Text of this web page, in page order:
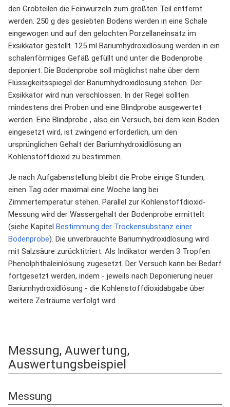
den Grobteilen die Feinwurzeln zum größten Teil entfernt
werden. 250 g des gesiebten Bodens werden in eine Schale
eingewogen und auf den gelochten Porzellaneinsatz im
Exsikkator gestellt. 125 ml Bariumhydroxidlösung werden in ein
schalenförmiges Gefäß gefüllt und unter die Bodenprobe
deponiert. Die Bodenprobe soll möglichst nahe über dem
Flüssigkeitsspiegel der Bariumhydroxidlösung stehen. Der
Exsikkator wird nun verschlossen. In der Regel sollten
mindestens drei Proben und eine Blindprobe ausgewertet
werden. Eine Blindprobe , also ein Versuch, bei dem kein Boden
eingesetzt wird, ist zwingend erforderlich, um den
ursprünglichen Gehalt der Bariumhydroxidlösung an
Kohlenstoffdioxid zu bestimmen.
Je nach Aufgabenstellung bleibt die Probe einige Stunden,
einen Tag oder maximal eine Woche lang bei
Zimmertemperatur stehen. Parallel zur Kohlenstoffdioxid-
Messung wird der Wassergehalt der Bodenprobe ermittelt
(siehe Kapitel Bestimmung der Trockensubstanz einer
Bodenprobe). Die unverbrauchte Bariumhydroxidlösung wird
mit Salzsäure zurücktitriert. Als Indikator werden 3 Tropfen
Phenolphthaleinlösung zugesetzt. Der Versuch kann bei Bedarf
fortgesetzt werden, indem - jeweils nach Deponierung neuer
Bariumhydroxidlösung - die Kohlenstoffdioxidabgabe über
weitere Zeiträume verfolgt wird.
Messung, Auwertung,
Auswertungsbeispiel
Messung